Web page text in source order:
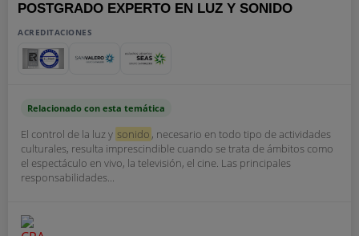
POSTGRADO EXPERTO EN LUZ Y SONIDO
ACREDITACIONES
Relacionado con esta temática
El control de la luz y sonido , necesario en todo tipo de actividades
culturales, resulta imprescindible cuando se trata de ámbitos como
el espectáculo en vivo, la televisión, el cine. Las principales
responsabilidades...